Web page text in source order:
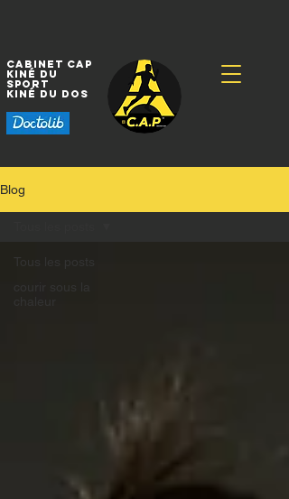
Cabinet CAP
Kiné du
sport
Kiné du dos
Blog
Tous les posts